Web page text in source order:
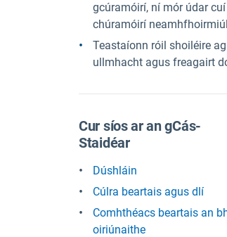
gcúramóirí, ní mór údar
chúramóirí
Teastaíonn róil shoiléire
ullmhacht agus freagairt
Cur síos ar an gCás-
Staidéar
Dúshláin
Cúlra beartais agus dlí
Comhthéacs beartais an
oiriúnaithe